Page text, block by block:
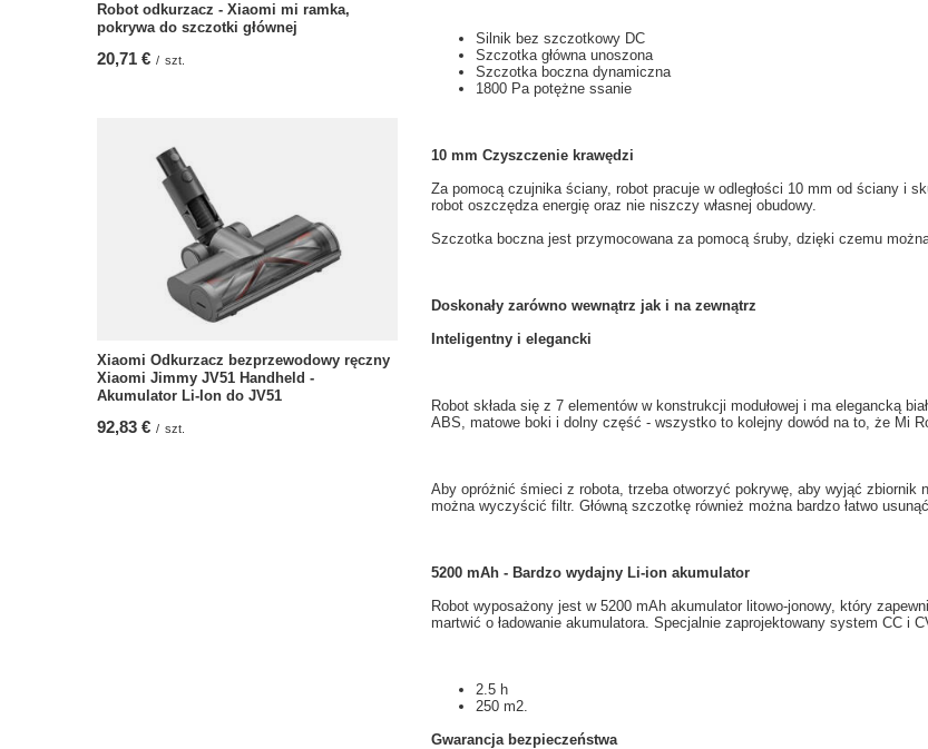
Robot odkurzacz - Xiaomi mi ramka,
pokrywa do szczotki głównej
20,71 € / szt.
Xiaomi Odkurzacz bezprzewodowy ręczny
Xiaomi Jimmy JV51 Handheld -
Akumulator Li-Ion do JV51
92,83 € / szt.
Silnik bez szczotkowy DC
Szczotka główna unoszona
Szczotka boczna dynamiczna
1800 Pa potężne ssanie
10 mm Czyszczenie krawędzi
Za pomocą czujnika ściany, robot pracuje w odległości 10 mm od ściany i
robot oszczędza energię oraz nie niszczy własnej obudowy.
Szczotka boczna jest przymocowana za pomocą śruby, dzięki czemu
Doskonały zarówno wewnątrz jak i na zewnątrz
Inteligentny i elegancki
Robot składa się z 7 elementów w konstrukcji modułowej i ma elegancką
ABS, matowe boki i dolny część - wszystko to kolejny dowód na to, że Mi
Aby opróżnić śmieci z robota, trzeba otworzyć pokrywę, aby wyjąć zbiornik
można wyczyścić filtr. Główną szczotkę również można bardzo łatwo usunąć
5200 mAh - Bardzo wydajny Li-ion akumulator
Robot wyposażony jest w 5200 mAh akumulator litowo-jonowy, który
martwić o ładowanie akumulatora. Specjalnie zaprojektowany system CC i
2.5 h
250 m2.
Gwarancja bezpieczeństwa